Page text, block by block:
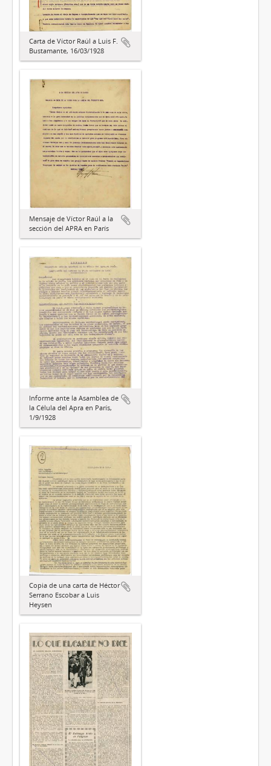
Carta de Víctor Raúl a Luis F.
Bustamante, 16/03/1928
Mensaje de Víctor Raúl a la
sección del APRA en París
Informe ante la Asamblea de
la Célula del Apra en París,
1/9/1928
Copia de una carta de Héctor
Serrano Escobar a Luis
Heysen